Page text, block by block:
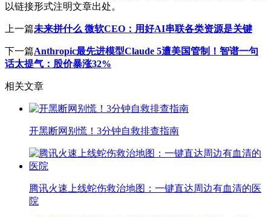
以链接形式注明文章出处。
上一篇未来拼什么 微软CEO：用好AI串联各类资源是关键
下一篇Anthropic最先进模型Claude 5遭美国管制！智谱一句
话太提气：股价暴涨32%
相关文章
开黑断网别慌！3分钟自救排查指南
腾讯火速上线蛇伤救治地图：一键直达周边有血清的医
院